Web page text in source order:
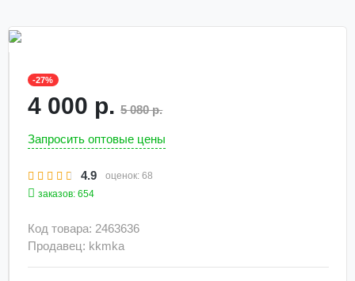
-27%
4 000 р. 5 080 р.
Запросить оптовые цены
4.9 оценок: 68
заказов: 654
Код товара: 2463636
Продавец: kkmka